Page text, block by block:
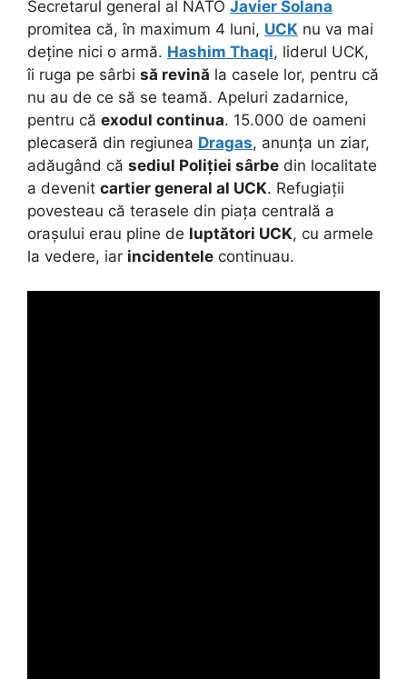
Secretarul general al NATO Javier Solana
promitea că, în maximum 4 luni, UCK nu va mai
deține nici o armă. Hashim Thaqi, liderul UCK,
îi ruga pe sârbi să revină la casele lor, pentru că
nu au de ce să se teamă. Apeluri zadarnice,
pentru că exodul continua. 15.000 de oameni
plecaseră din regiunea Dragas, anunța un ziar,
adăugând că sediul Poliției sârbe din localitate
a devenit cartier general al UCK. Refugiații
povesteau că terasele din piața centrală a
orașului erau pline de luptători UCK, cu armele
la vedere, iar incidentele continuau.